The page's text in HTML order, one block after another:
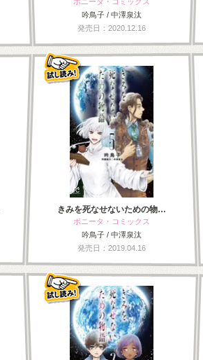
吟鳥子 / 中澤泉汰
発売日：2020.12.16
きみを死なせないための物…
ボニータ・コミックス
吟鳥子 / 中澤泉汰
発売日：2019.04.16